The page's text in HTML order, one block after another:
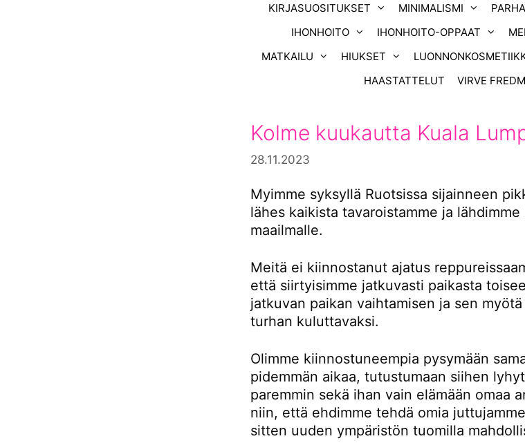
KIRJASUOSITUKSET MINIMALISMI
IHONHOITO
IHONHOITO-OPPAAT
MATKAILU
HIUKSET
HAASTATTELUT
VIRVE
Kolme kuukautta Kuala
28.11.2023
Myimme syksyllä Ruotsissa sijainneen
lähes kaikista tavaroistamme ja
maailmalle.
Meitä ei kiinnostanut ajatus
että siirtyisimme jatkuvasti paikasta
jatkuvan paikan vaihtamisen ja sen
turhan kuluttavaksi.
Olimme kiinnostuneempia pysymään
pidemmän aikaa, tutustumaan siihen
paremmin sekä ihan vain elämään omaa
niin, että ehdimme tehdä omia
sitten uuden ympäristön tuomilla